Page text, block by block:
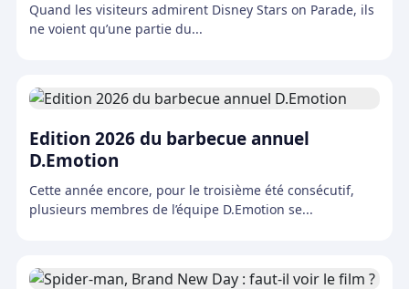
Quand les visiteurs admirent Disney Stars on Parade, ils
ne voient qu’une partie du...
Edition 2026 du barbecue annuel
D.Emotion
Cette année encore, pour le troisième été consécutif,
plusieurs membres de l’équipe D.Emotion se...